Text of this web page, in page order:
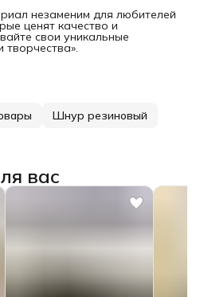
незаменим для любителей
ценят качество и
свои уникальные
творчества».
Шнур резиновый
вас